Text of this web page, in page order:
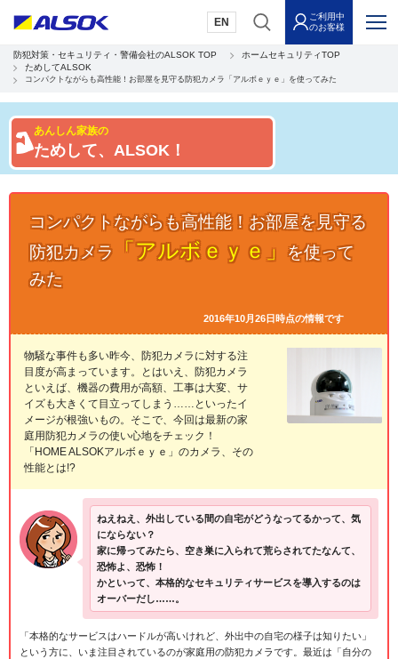
EN
ご利用中
のお客様
防犯対策・セキュリティ・警備会社のALSOK TOP
ホームセキュリティTOP
ためしてALSOK
コンパクトながらも高性能！お部屋を見守る防犯カメラ「アルボｅｙｅ」を使ってみた
あんしん家族の
ためして、ALSOK！
コンパクトながらも高性能！お部屋を見守る
防犯カメラ
「アルボｅｙｅ」
を使って
みた
2016年10月26日時点の情報です
物騒な事件も多い昨今、防犯カメラに対する注
目度が高まっています。とはいえ、防犯カメラ
といえば、機器の費用が高額、工事は大変、サ
イズも大きくて目立ってしまう……といったイ
メージが根強いもの。そこで、今回は最新の家
庭用防犯カメラの使い心地をチェック！
「HOME ALSOKアルボｅｙｅ」のカメラ、その
性能とは!?
ねえねえ、外出している間の自宅がどうなってるかって、気
にならない？
家に帰ってみたら、空き巣に入られて荒らされてたなんて、
恐怖よ、恐怖！
かといって、本格的なセキュリティサービスを導入するのは
オーバーだし……。
「本格的なサービスはハードルが高いけれど、外出中の自宅の様子は知りたい」
という方に、いま注目されているのが家庭用の防犯カメラです。最近は「自分の